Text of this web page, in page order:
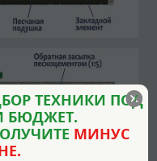
ТЕХНИКИ ПОД
БЮДЖЕТ.
МИНУС